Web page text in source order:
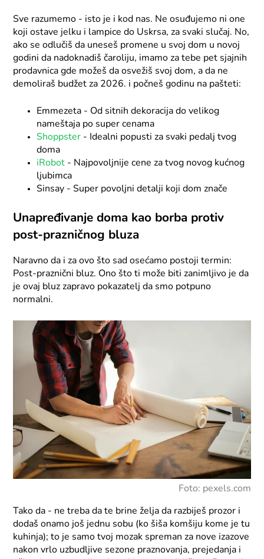
Sve razumemo - isto je i kod nas. Ne osuđujemo ni one
koji ostave jelku i lampice do Uskrsa, za svaki slučaj. No,
ako se odlučiš da uneseš promene u svoj dom u novoj
godini da nadoknadiš čaroliju, imamo za tebe pet sjajnih
prodavnica gde možeš da osvežiš svoj dom, a da ne
demoliraš budžet za 2026. i počneš godinu na pašteti:
Emmezeta - Od sitnih dekoracija do velikog
nameštaja po super cenama
Shoppster - Idealni popusti za svaki pedalj tvog
doma
iRobot - Najpovoljnije cene za tvog novog kućnog
ljubimca
Sinsay - Super povoljni detalji koji dom znače
Unapređivanje doma kao borba protiv
post-prazničnog bluza
Naravno da i za ovo što sad osećamo postoji termin:
Post-praznični bluz. Ono što ti može biti zanimljivo je da
je ovaj bluz zapravo pokazatelj da smo potpuno
normalni.
Foto: pexels.com
Tako da - ne treba da te brine želja da razbiješ prozor i
dodaš onamo još jednu sobu (ko šiša komšiju kome je tu
kuhinja); to je samo tvoj mozak spreman za nove izazove
nakon vrlo uzbudljive sezone praznovanja, prejedanja i